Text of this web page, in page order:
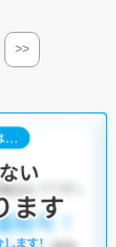
>>